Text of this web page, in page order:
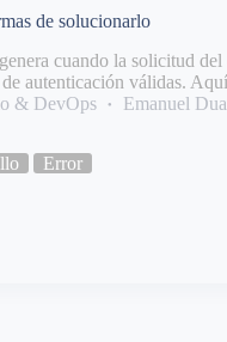
de solucionarlo
cuando la solicitud
autenticación válidas.
& DevOps
Emanuel
Error